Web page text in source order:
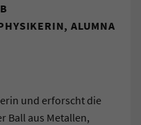
ALUMNA
und erforscht die
Ball aus Metallen,